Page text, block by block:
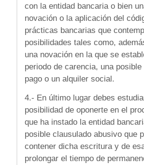
con la entidad bancaria o bien
novación o la aplicación del
prácticas bancarias que
posibilidades tales como,
una novación en la que se
periodo de carencia, una posible
pago o un alquiler social.
4.- En último lugar debes
posibilidad de oponerte en el
que ha instado la entidad
posible clausulado abusivo que
contener dicha escritura y de
prolongar el tiempo de